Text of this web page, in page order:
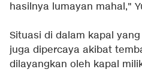
hasilnya lumayan mahal,"
Situasi di dalam kapal
juga dipercaya akibat
dilayangkan oleh kapal